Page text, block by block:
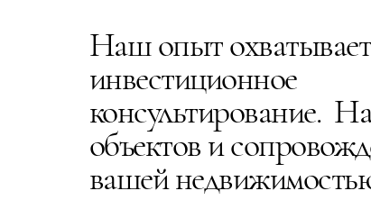
Наш опыт
инвестиционное
консультирование.
объектов и
вашей